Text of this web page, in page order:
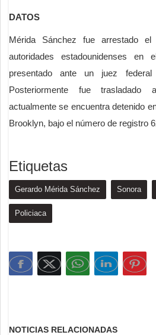
DATOS
Mérida Sánchez fue arrestado
autoridades estadounidenses
presentado ante un juez
Posteriormente fue
actualmente se encuentra detenido
Brooklyn, bajo el número de registro
Etiquetas
Gerardo Mérida Sánchez Sonora
Policiaca
NOTICIAS RELACIONADAS